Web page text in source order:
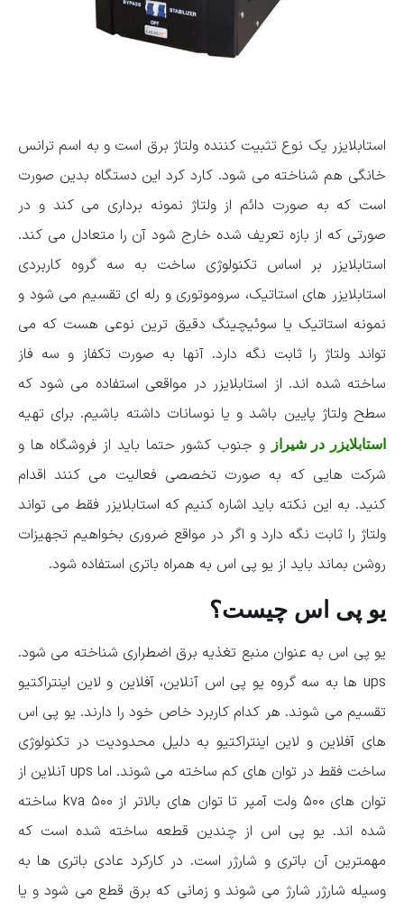
استابلایزر یک نوع تثبیت کننده ولتاژ برق است و به اسم ترانس
خانگی هم شناخته می شود. کارد کرد این دستگاه بدین صورت
است که به صورت دائم از ولتاژ نمونه برداری می کند و در
صورتی که از بازه تعریف شده خارج شود آن را متعادل می کند.
استابلایزر بر اساس تکنولوژی ساخت به سه گروه کاربردی
استابلایزر های استاتیک، سروموتوری و رله ای تقسیم می شود و
نمونه استاتیک یا سوئیچینگ دقیق ترین نوعی هست که می
تواند ولتاژ را ثابت نگه دارد. آنها به صورت تکفاز و سه فاز
ساخته شده اند. از استابلایزر در مواقعی استفاده می شود که
سطح ولتاژ پایین باشد و یا نوسانات داشته باشیم. برای تهیه
استابلایزر در شیراز و جنوب کشور حتما باید از فروشگاه ها و
شرکت هایی که به صورت تخصصی فعالیت می کنند اقدام
کنید. به این نکته باید اشاره کنیم که استابلایزر فقط می تواند
ولتاژ را ثابت نگه دارد و اگر در مواقع ضروری بخواهیم تجهیزات
روشن بماند باید از یو پی اس به همراه باتری استفاده شود.
یو پی اس چیست؟
یو پی اس به عنوان منبع تغذیه برق اضطراری شناخته می شود.
ups ها به سه گروه یو پی اس آنلاین، آفلاین و لاین اینتراکتیو
تقسیم می شوند. هر کدام کاربرد خاص خود را دارند. یو پی اس
های آفلاین و لاین اینتراکتیو به دلیل محدودیت در تکنولوژی
ساخت فقط در توان های کم ساخته می شوند. اما ups آنلاین از
توان های ۵۰۰ ولت آمپر تا توان های بالاتر از ۵۰۰ kva ساخته
شده اند. یو پی اس از چندین قطعه ساخته شده است که
مهمترین آن باتری و شارژر است. در کارکرد عادی باتری ها به
وسیله شارژر شارژ می شوند و زمانی که برق قطع می شود و یا